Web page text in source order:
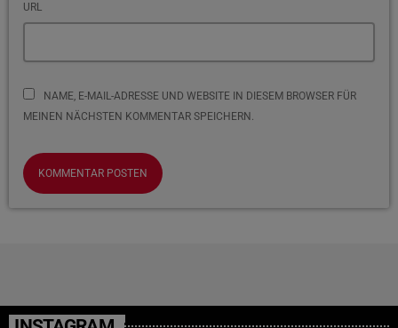
URL
NAME, E-MAIL-ADRESSE UND WEBSITE IN DIESEM BROWSER FÜR
MEINEN NÄCHSTEN KOMMENTAR SPEICHERN.